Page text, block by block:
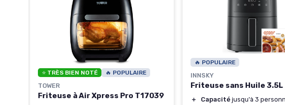
⭐ TRÈS BIEN NOTÉ 🔥 POPULAIRE
TOWER
Friteuse à Air Xpress Pro T17039
🔥 POPULAIRE
INNSKY
Friteuse sans Huile 3.5L
＋ Capacité jusqu'à 3